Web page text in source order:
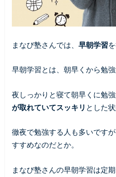
まなび塾さんでは、 早朝学習
早朝学習とは、朝早くから勉
夜しっかりと寝て朝早くに勉強
が取れていてスッキリ とした
徹夜で勉強する人も多いです
すすめなのだとか。
まなび塾さんの早朝学習は定